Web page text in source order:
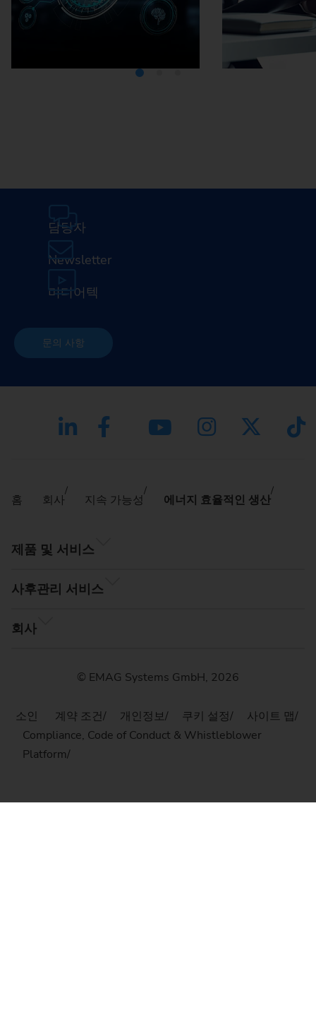
담당자
Newsletter
미디어텍
문의 사항
홈 회사 지속 가능성 에너지 효율적인 생산
제품 및 서비스
사후관리 서비스
회사
© EMAG Systems GmbH, 2026
소인 계약 조건 개인정보 쿠키 설정
사이트 맵
Compliance, Code of Conduct & Whistleblower
Platform